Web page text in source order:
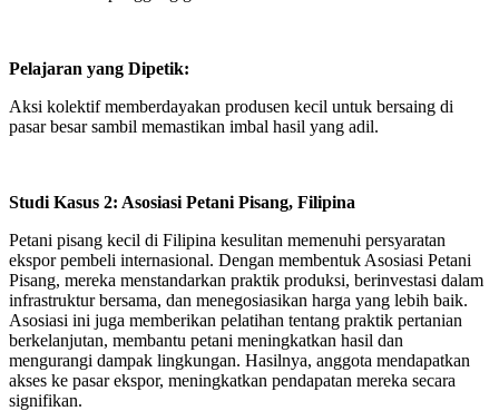
Pelajaran yang Dipetik:
Aksi kolektif memberdayakan produsen kecil untuk bersaing di
pasar besar sambil memastikan imbal hasil yang adil.
Studi Kasus 2: Asosiasi Petani Pisang, Filipina
Petani pisang kecil di Filipina kesulitan memenuhi persyaratan
ekspor pembeli internasional. Dengan membentuk Asosiasi Petani
Pisang, mereka menstandarkan praktik produksi, berinvestasi dalam
infrastruktur bersama, dan menegosiasikan harga yang lebih baik.
Asosiasi ini juga memberikan pelatihan tentang praktik pertanian
berkelanjutan, membantu petani meningkatkan hasil dan
mengurangi dampak lingkungan. Hasilnya, anggota mendapatkan
akses ke pasar ekspor, meningkatkan pendapatan mereka secara
signifikan.